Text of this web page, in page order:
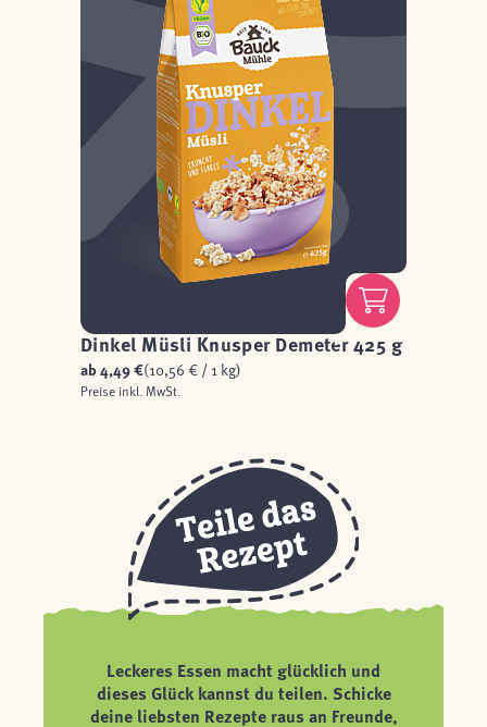
Dinkel Müsli Knusper Demeter 425 g
ab4,49 €(10,56 € / 1 kg)
Preise inkl. MwSt.
Leckeres Essen macht glücklich und
dieses Glück kannst du teilen. Schicke
deine liebsten Rezepte raus an Freunde,